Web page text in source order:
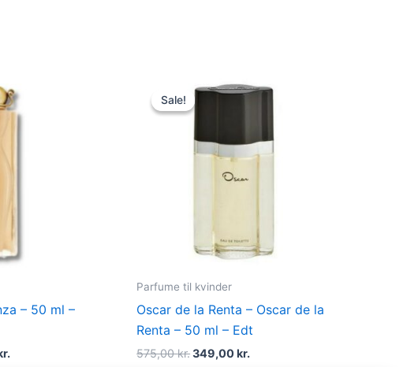
– 50 ml –
price
is:
Sale!
Sale!
Parfume til kvinder
Oscar de la Renta – Oscar de la
Renta – 50 ml – Edt
575,00kr.
price
was:
575,00 kr..
349,00kr.
price